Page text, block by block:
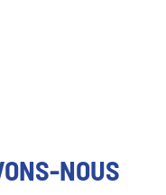
NOUS